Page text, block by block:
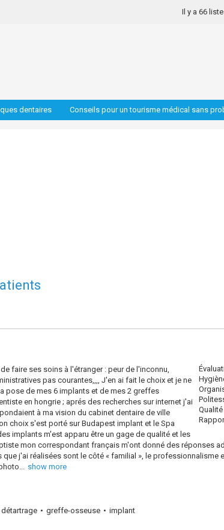
Il y a 66
dentaires Conseils pour un tourisme médical sans
faire ses soins à l'étranger : peur de l'inconnu,
pas courantes,,,, J'en ai fait le choix et je ne
pose de mes 6 implants et de mes 2 greffes
en hongrie ; aprés des recherches sur internet j'ai
à ma vision du cabinet dentaire de ville
choix s'est porté sur Budapest implant et le Spa
implants m'est apparu être un gage de qualité et les
mon correspondant français m'ont donné des réponses
j'ai réalisées sont le côté « familial », le professionnalisme
... show more
détartrage greffe-osseuse
implant